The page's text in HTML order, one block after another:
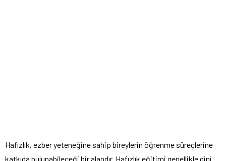
Hafızlık, ezber yeteneğine sahip bireylerin öğrenme süreçlerine
katkıda bulunabileceği bir alandır. Hafızlık eğitimi genellikle dini